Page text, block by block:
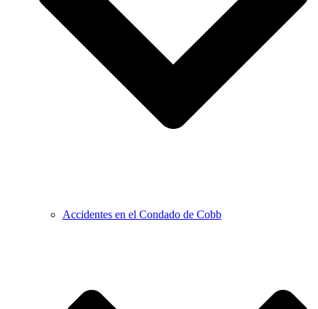
Accidentes en el Condado de Cobb